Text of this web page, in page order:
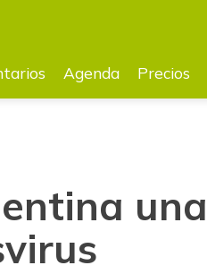
Agenda Precios
una